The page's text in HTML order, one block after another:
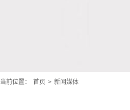
当前位置： 首页 > 新闻媒体